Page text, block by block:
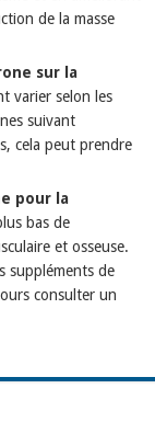
de la masse
sur la
varier selon les
suivant
cela peut prendre
pour la
bas de
et osseuse.
suppléments de
consulter un